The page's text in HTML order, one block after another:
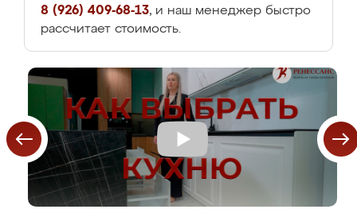
8 (926) 409-68-13, и наш менеджер быстро
рассчитает стоимость.